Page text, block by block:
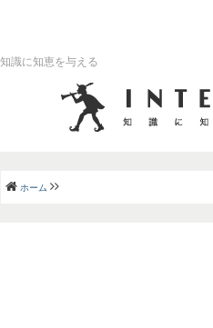
知識に知恵を与える
ホーム